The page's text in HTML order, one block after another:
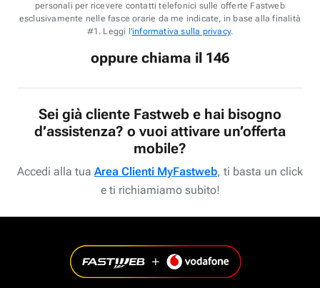
personali per ricevere contatti telefonici sulle offerte Fastweb
esclusivamente nelle fasce orarie da me indicate, in base alla finalità
#1. Leggi l'informativa sulla privacy.
oppure chiama il 146
Sei già cliente Fastweb e hai bisogno
d’assistenza? o vuoi attivare un’offerta
mobile?
Accedi alla tua Area Clienti MyFastweb, ti basta un click
e ti richiamiamo subito!